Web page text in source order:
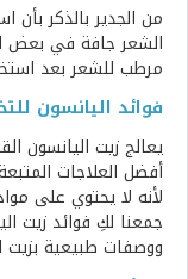
من الجدير بالذكر
الشعر جافة في بعض
مرطب للشعر بعد
فوائد اليانسون
يعالج زيت اليانسون
أفضل العلاجات
لأنه لا يحتوي على
جمعنا لكِ فوائد زيت
ووصفات طبيعية بزيت